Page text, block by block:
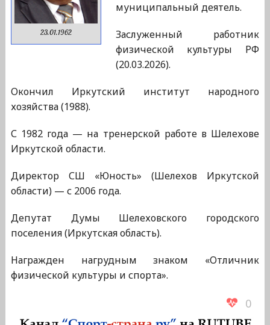
23.01.1962
муниципальный деятель.
Заслуженный работник
физической культуры РФ
(20.03.2026).
Окончил Иркутский институт народного
хозяйства (1988).
С 1982 года — на тренерской работе в Шелехове
Иркутской области.
Директор СШ «Юность» (Шелехов Иркутской
области) — с 2006 года.
Депутат Думы Шелеховского городского
поселения (Иркутская область).
Награжден нагрудным знаком «Отличник
физической культуры и спорта».
0